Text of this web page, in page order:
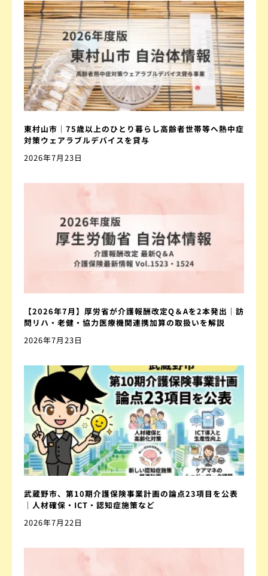
東村山市｜75歳以上のひとり暮らし高齢者世帯等へ熱中症
対策ウェアラブルデバイスを貸与
2026年7月23日
【2026年7月】厚労省が介護報酬改定Q＆Aを2本発出｜訪
問リハ・老健・協力医療機関連携加算の取扱いを解説
2026年7月23日
武蔵野市、第10期介護保険事業計画の論点23項目を公表
｜人材確保・ICT・認知症施策など
2026年7月22日